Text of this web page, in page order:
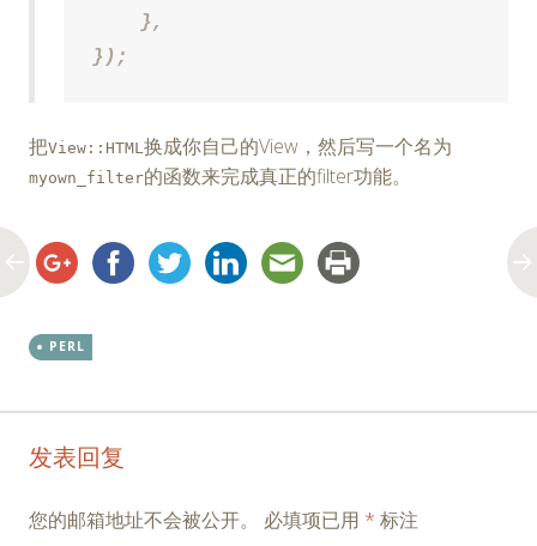
    },
});
把View::HTML 换成你自己的View，然后写一个名为
myown_filter的函数来完成真正的filter功能。
PERL
Post
navigation
发表回复
您的邮箱地址不会被公开。 必填项已用 * 标注